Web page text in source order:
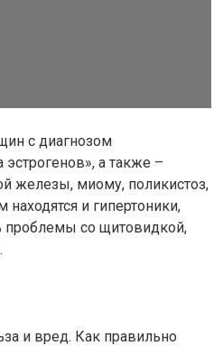
с диагнозом
а также –
железы, миому, поликистоз,
и гипертоники,
проблемы со щитовидкой,
и вред. Как правильно